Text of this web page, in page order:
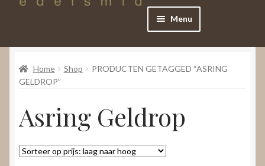
Menu
Home
WebShop
Over
Home Shop
PRODUCTEN GETAGGED “ASRING
GELDROP”
Asring Geldrop